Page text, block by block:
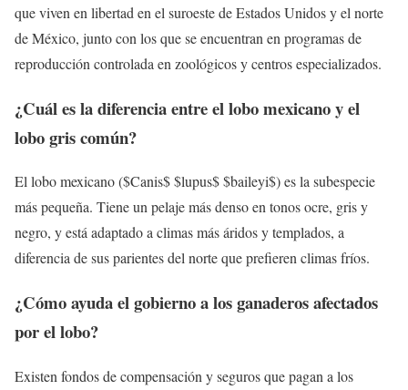
que viven en libertad en el suroeste de Estados Unidos y el norte
de México, junto con los que se encuentran en programas de
reproducción controlada en zoológicos y centros especializados.
¿Cuál es la diferencia entre el lobo mexicano y el
lobo gris común?
El lobo mexicano ($Canis$ $lupus$ $baileyi$) es la subespecie
más pequeña. Tiene un pelaje más denso en tonos ocre, gris y
negro, y está adaptado a climas más áridos y templados, a
diferencia de sus parientes del norte que prefieren climas fríos.
¿Cómo ayuda el gobierno a los ganaderos afectados
por el lobo?
Existen fondos de compensación y seguros que pagan a los